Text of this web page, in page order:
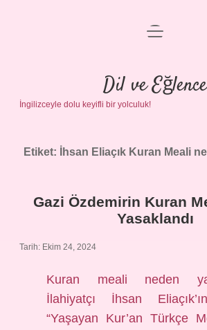
Anasayfa
Gizlilik Politikası
Yasal Uyarı
menüyü
Dil ve Eğlence
İngilizceyle dolu keyifli bir yolculuk!
Etiket: İhsan Eliaçık Kuran Meali
Gazi Özdemirin Kuran
Yasaklandı
Tarih: Ekim 24, 2024
Kuran meali neden
İlahiyatçı İhsan
“Yaşayan Kur’an Türkçe